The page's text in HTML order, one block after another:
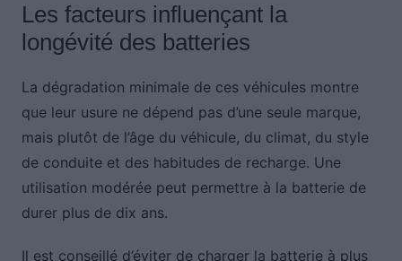
Les facteurs influençant la
longévité des batteries
La dégradation minimale de ces véhicules montre
que leur usure ne dépend pas d’une seule marque,
mais plutôt de l’âge du véhicule, du climat, du style
de conduite et des habitudes de recharge. Une
utilisation modérée peut permettre à la batterie de
durer plus de dix ans.
Il est conseillé d’éviter de charger la batterie à plus